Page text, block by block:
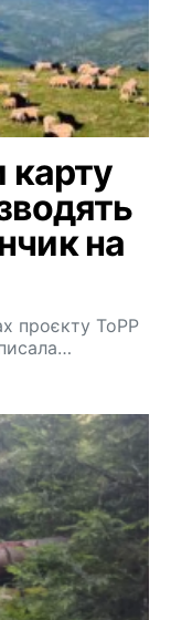
карту
на
проєкту ToPP